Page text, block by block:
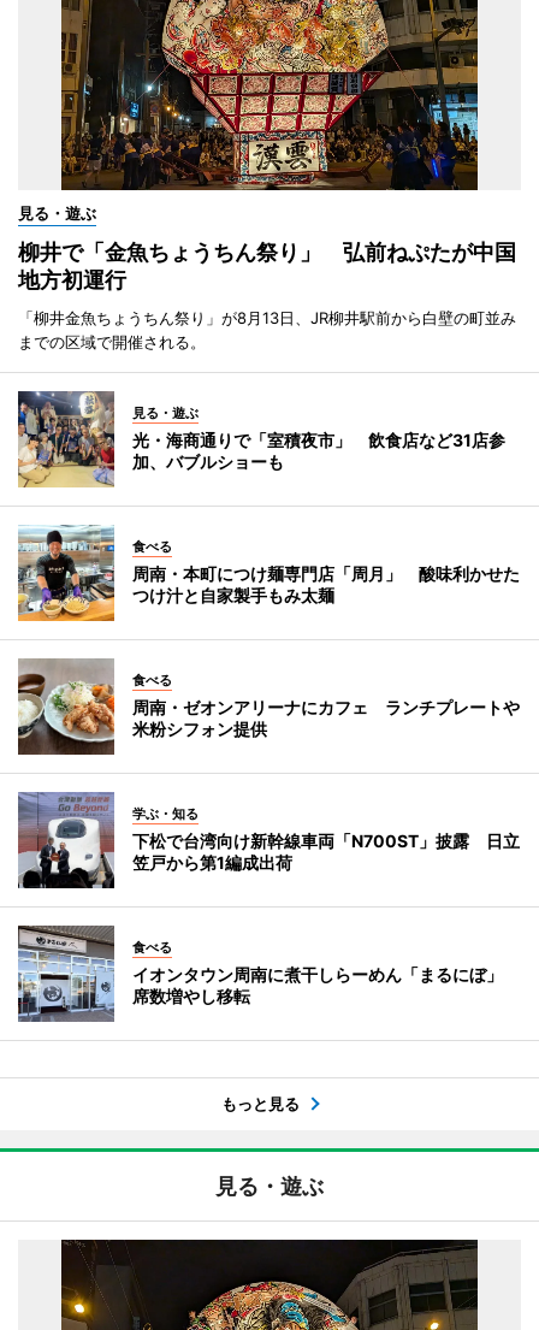
見る・遊ぶ
柳井で「金魚ちょうちん祭り」 弘前ねぷたが中国
地方初運行
「柳井金魚ちょうちん祭り」が8月13日、JR柳井駅前から白壁の町並み
までの区域で開催される。
見る・遊ぶ
光・海商通りで「室積夜市」 飲食店など31店参
加、バブルショーも
食べる
周南・本町につけ麺専門店「周月」 酸味利かせた
つけ汁と自家製手もみ太麺
食べる
周南・ゼオンアリーナにカフェ ランチプレートや
米粉シフォン提供
学ぶ・知る
下松で台湾向け新幹線車両「N700ST」披露 日立
笠戸から第1編成出荷
食べる
イオンタウン周南に煮干しらーめん「まるにぼ」
席数増やし移転
もっと見る
見る・遊ぶ